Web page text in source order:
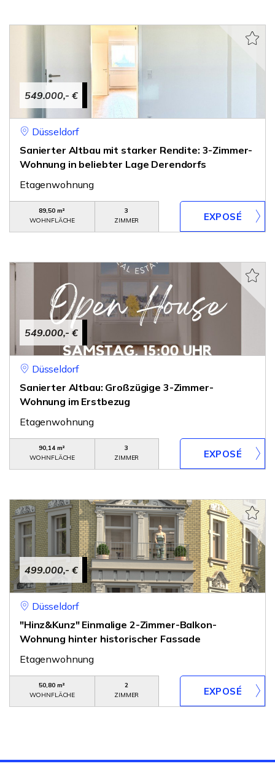
549.000,- €
Düsseldorf
Sanierter Altbau mit starker Rendite: 3-Zimmer-
Wohnung in beliebter Lage Derendorfs
Etagenwohnung
89,50 m²
WOHNFLÄCHE
3
ZIMMER
549.000,- €
Düsseldorf
Sanierter Altbau: Großzügige 3-Zimmer-
Wohnung im Erstbezug
Etagenwohnung
90,14 m²
WOHNFLÄCHE
3
ZIMMER
499.000,- €
Düsseldorf
"Hinz&Kunz" Einmalige 2-Zimmer-Balkon-
Wohnung hinter historischer Fassade
Etagenwohnung
50,80 m²
WOHNFLÄCHE
2
ZIMMER